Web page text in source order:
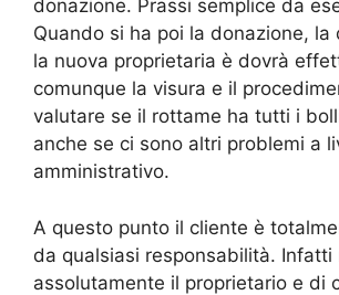
donazione. Prassi semplice da
Quando si ha poi la donazione,
la nuova proprietaria è dovrà
comunque la visura e il
valutare se il rottame ha tutti i
anche se ci sono altri problemi a
amministrativo.
A questo punto il cliente è
da qualsiasi responsabilità. Infatti
assolutamente il proprietario e di